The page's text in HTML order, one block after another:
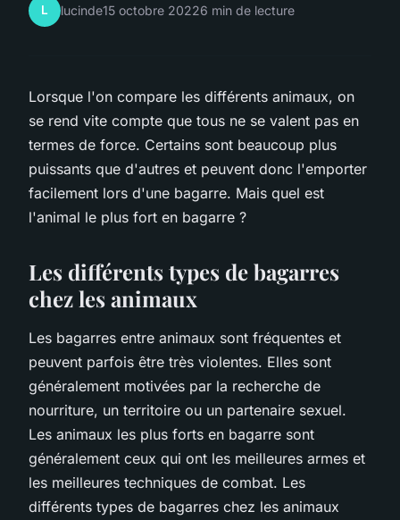
L lucinde15 octobre 20226 min de lecture
Lorsque l'on compare les différents animaux, on
se rend vite compte que tous ne se valent pas en
termes de force. Certains sont beaucoup plus
puissants que d'autres et peuvent donc l'emporter
facilement lors d'une bagarre. Mais quel est
l'animal le plus fort en bagarre ?
Les différents types de bagarres
chez les animaux
Les bagarres entre animaux sont fréquentes et
peuvent parfois être très violentes. Elles sont
généralement motivées par la recherche de
nourriture, un territoire ou un partenaire sexuel.
Les animaux les plus forts en bagarre sont
généralement ceux qui ont les meilleures armes et
les meilleures techniques de combat. Les
différents types de bagarres chez les animaux